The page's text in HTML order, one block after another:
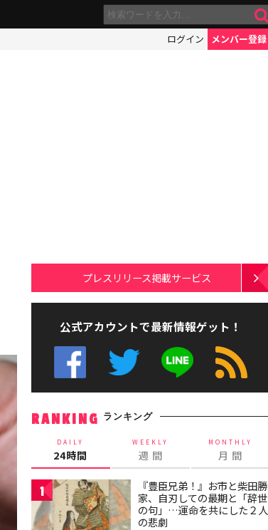
ログイン メンバー登録
プレスリリース掲載サービス
公式アカウントで最新情報ゲット！
RANKING ランキング
DAILY
24時間
WEEKLY
週 間
MONTHLY
月 間
1
『豊臣兄弟！』お市と柴田勝
家、自刃しての最期と「辞世
の句」…運命を共にした２人
の悲劇